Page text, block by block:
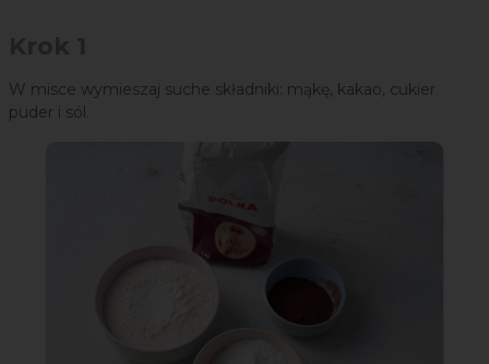
W misce wymieszaj suche składniki: mąkę, kakao, cukier
puder i sól.